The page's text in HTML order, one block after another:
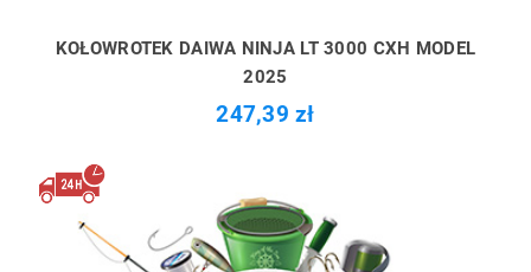
KOŁOWROTEK DAIWA NINJA LT 3000 CXH MODEL
2025
247,39 zł